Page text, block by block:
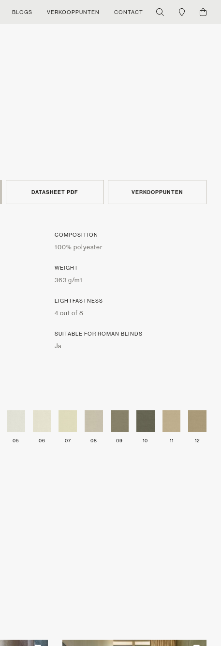
BLOGS VERKOOPPUNTEN CONTACT
DATASHEET PDF VERKOOPPUNTEN
COMPOSITION
100% polyester
WEIGHT
363 g/m1
LIGHTFASTNESS
4 out of 8
SUITABLE FOR ROMAN BLINDS
Ja
05 06 07 08 09 10 11 12